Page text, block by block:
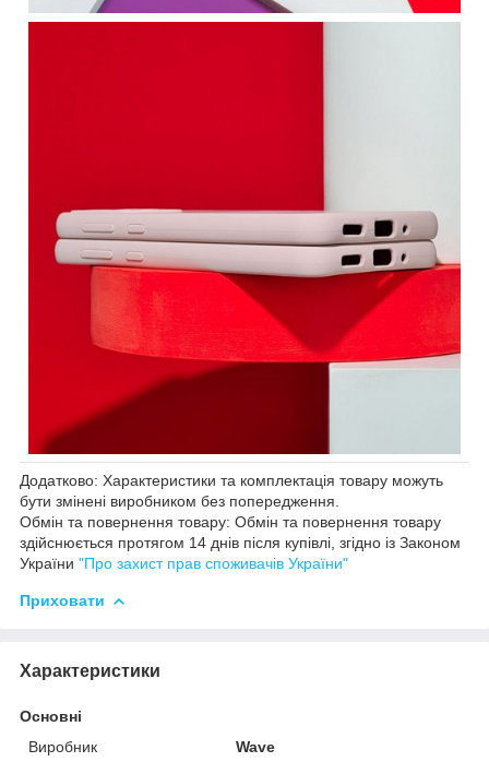
Додатково: Характеристики та комплектація товару можуть
бути змінені виробником без попередження.
Обмін та повернення товару: Обмін та повернення товару
здійснюється протягом 14 днів після купівлі, згідно із Законом
України "Про захист прав споживачів України"
Приховати
Характеристики
Основні
Виробник
Wave